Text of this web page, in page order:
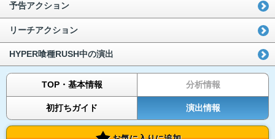
予告アクション
リーチアクション
HYPER喰種RUSH中の演出
TOP・基本情報 分析情報
初打ちガイド 演出情報